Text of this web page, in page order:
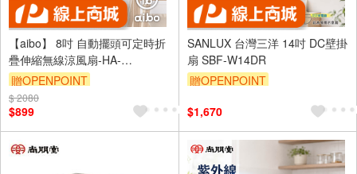
【aibo】 8吋 自動擺頭可定時折
疊伸縮無線涼風扇-HA-
FAN1143-W-白色
贈OPENPOINT
$ 2080
$899
SANLUX 台灣三洋 14吋 DC壁掛
扇 SBF-W14DR
贈OPENPOINT
$1,670